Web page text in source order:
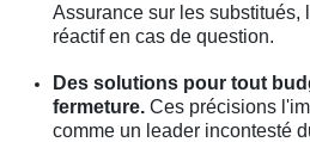
Assurance sur les substitués,
réactif en cas de question.
Des solutions pour tout
fermeture. Ces précisions
comme un leader incontesté